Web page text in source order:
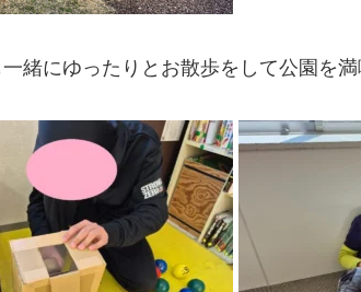
一緒にゆったりとお散歩をして公園を